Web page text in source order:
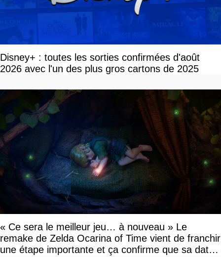
Disney+ : toutes les sorties confirmées d'août
2026 avec l'un des plus gros cartons de 2025
« Ce sera le meilleur jeu… à nouveau » Le
remake de Zelda Ocarina of Time vient de franchir
une étape importante et ça confirme que sa date